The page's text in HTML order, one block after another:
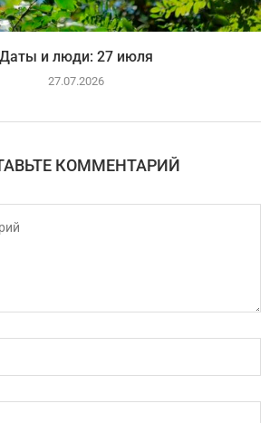
Даты и люди: 27 июля
27.07.2026
КОММЕНТАРИЙ